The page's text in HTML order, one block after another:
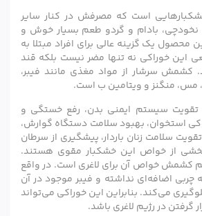
است که مصرفش در کنار سایر
نخودچی، بادام و گردو طعم بسیار خوش و
محصول یک گزینه عالی برای افراد مبتلا به
این خوراکی نه تنها مضر نیست بلکه قند
کشمش سرشار از مواد مغذی مانند فیبر،
مس، منگنز و ویتامین ب است.
سیستم ایمنی بدن، رفع خستگی و
استخوان، بهبود سلامت دستگاه گوارش،
سلامت زنان باردار، پیشگیری از سرطان
از خواص این خشکبار مقوی هستند.
کشمش خواص آن برای لاغری است. در واقع
اضافه‌ای نداشته و فیبر موجود در آن
می‌کند. بنابراین این خوراکی می‌تواند
گرفتن در رژیم لاغری باشد.